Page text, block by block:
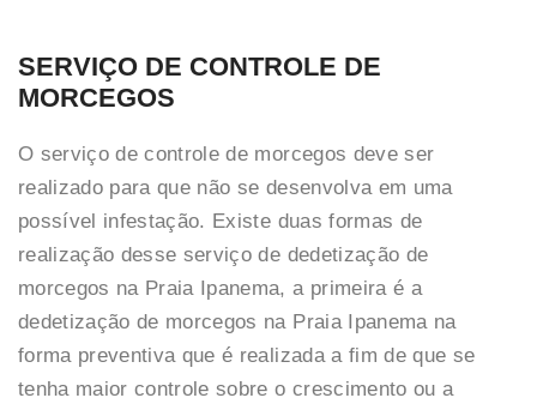
SERVIÇO DE CONTROLE DE
MORCEGOS
O serviço de controle de morcegos deve ser
realizado para que não se desenvolva em uma
possível infestação. Existe duas formas de
realização desse serviço de dedetização de
morcegos na Praia Ipanema, a primeira é a
dedetização de morcegos na Praia Ipanema na
forma preventiva que é realizada a fim de que se
tenha maior controle sobre o crescimento ou a